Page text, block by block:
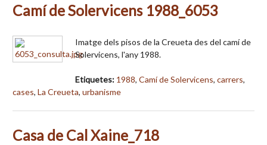
Camí de Solervicens 1988_6053
Imatge dels pisos de la Creueta des del camí de
Solervicens, l'any 1988.
Etiquetes: 1988, Camí de Solervicens, carrers,
cases, La Creueta, urbanisme
Casa de Cal Xaine_718